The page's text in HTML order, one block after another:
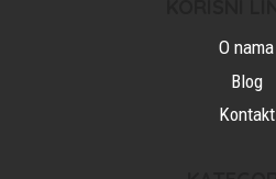
O nama
Blog
Kontakt